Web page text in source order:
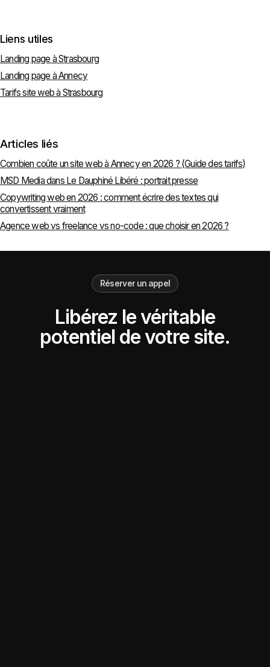
Liens utiles
Landing page à Strasbourg
Landing page à Annecy
Tarifs site web à Strasbourg
Articles liés
Combien coûte un site web à Annecy en 2026 ? (Guide des tarifs)
MSD Media dans Le Dauphiné Libéré : portrait presse
Copywriting web en 2026 : comment écrire des textes qui
convertissent vraiment
Agence web vs freelance vs no-code : que choisir en 2026 ?
Réserver un appel
Libérez le véritable
potentiel de votre site.